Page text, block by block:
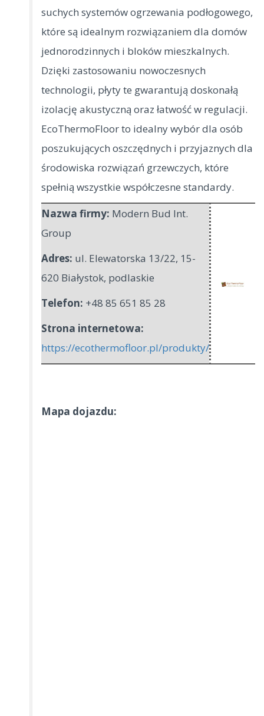
suchych systemów ogrzewania podłogowego,
które są idealnym rozwiązaniem dla domów
jednorodzinnych i bloków mieszkalnych.
Dzięki zastosowaniu nowoczesnych
technologii, płyty te gwarantują doskonałą
izolację akustyczną oraz łatwość w regulacji.
EcoThermoFloor to idealny wybór dla osób
poszukujących oszczędnych i przyjaznych dla
środowiska rozwiązań grzewczych, które
spełnią wszystkie współczesne standardy.
Nazwa firmy: Modern Bud Int.
Group
Adres: ul. Elewatorska 13/22, 15-
620 Białystok, podlaskie
Telefon: +48 85 651 85 28
Strona internetowa:
https://ecothermofloor.pl/produkty/
Mapa dojazdu: